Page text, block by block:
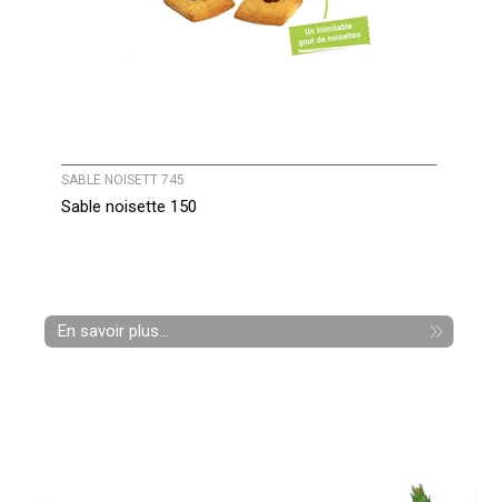
SABLE NOISETT 745
Sable noisette 150
En savoir plus...